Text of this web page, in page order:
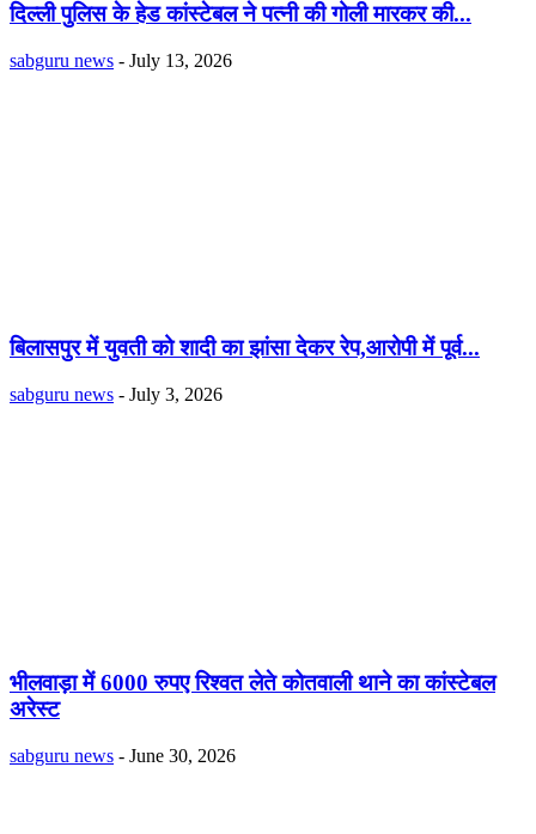
दिल्ली पुलिस के हेड कांस्टेबल ने पत्नी की गोली मारकर की...
sabguru news - July 13, 2026
बिलासपुर में युवती को शादी का झांसा देकर रेप,आरोपी में पूर्व...
sabguru news - July 3, 2026
भीलवाड़ा में 6000 रुपए रिश्वत लेते कोतवाली थाने का कांस्टेबल
अरेस्ट
sabguru news - June 30, 2026